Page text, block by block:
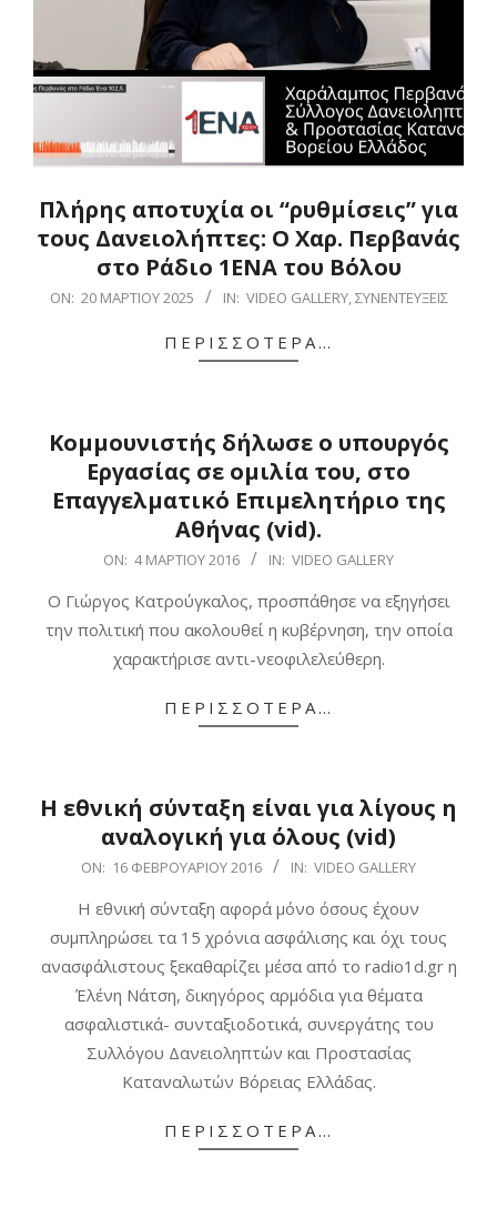
Πλήρης αποτυχία οι “ρυθμίσεις” για
τους Δανειολήπτες: Ο Χαρ. Περβανάς
στο Ράδιο 1ΕΝΑ του Βόλου
2025-
ON: 20 ΜΑΡΤΊΟΥ 2025 IN: VIDEO GALLERY,ΣΥΝΕΝΤΕΎΞΕΙΣ
ΠΕΡΙΣΣΌΤΕΡΑ…
Κομμουνιστής δήλωσε ο υπουργός
Εργασίας σε ομιλία του, στο
Επαγγελματικό Επιμελητήριο της
Αθήνας (vid).
ON: 4 ΜΑΡΤΊΟΥ 2016 IN: VIDEO GALLERY
Ο Γιώργος Κατρούγκαλος, προσπάθησε να εξηγήσει
την πολιτική που ακολουθεί η κυβέρνηση, την οποία
χαρακτήρισε αντι-νεοφιλελεύθερη.
ΠΕΡΙΣΣΌΤΕΡΑ…
Η εθνική σύνταξη είναι για λίγους η
αναλογική για όλους (vid)
ON: 16 ΦΕΒΡΟΥΑΡΊΟΥ 2016 IN: VIDEO GALLERY
Η εθνική σύνταξη αφορά μόνο όσους έχουν
συμπληρώσει τα 15 χρόνια ασφάλισης και όχι τους
ανασφάλιστους ξεκαθαρίζει μέσα από το radio1d.gr η
Έλένη Νάτση, δικηγόρος αρμόδια για θέματα
ασφαλιστικά- συνταξιοδοτικά, συνεργάτης του
Συλλόγου Δανειοληπτών και Προστασίας
Καταναλωτών Βόρειας Ελλάδας.
ΠΕΡΙΣΣΌΤΕΡΑ…